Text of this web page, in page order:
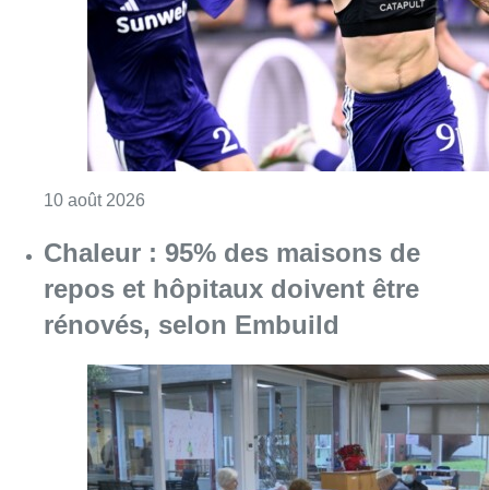
10 août 2026
Chaleur : 95% des maisons de
repos et hôpitaux doivent être
rénovés, selon Embuild